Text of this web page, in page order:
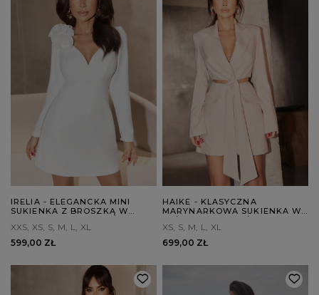
IRELIA - ELEGANCKA MINI
SUKIENKA Z BROSZKĄ W
XXS XS S M L
XL
599,00 ZŁ
HAIKE - KLASYCZNA
MARYNARKOWA SUKIENKA W
XS S M L
XL
699,00 ZŁ